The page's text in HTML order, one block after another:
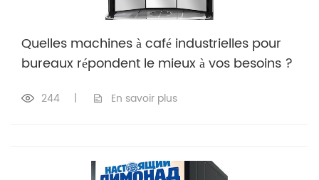
Quelles machines à café industrielles pour
bureaux répondent le mieux à vos besoins ?
244 | En savoir plus